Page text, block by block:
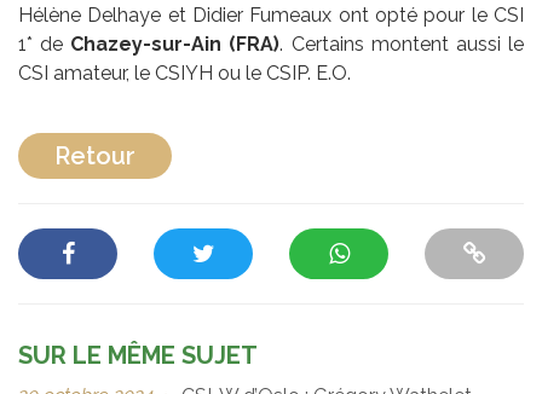
Hélène Delhaye et Didier Fumeaux ont opté pour le CSI
1* de Chazey-sur-Ain (FRA). Certains montent aussi le
CSI amateur, le CSIYH ou le CSIP. E.O.
Retour
SUR LE MÊME SUJET